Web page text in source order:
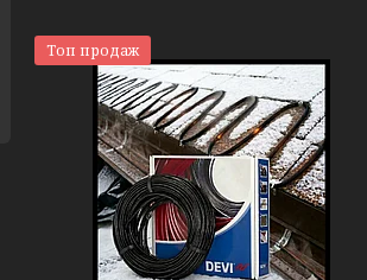
Топ продаж
Кабель DEVIsnow 30T